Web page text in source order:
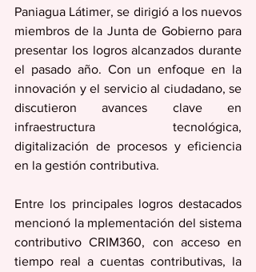
Paniagua Látimer, se dirigió a los nuevos
miembros de la Junta de Gobierno para
presentar los logros alcanzados durante
el pasado año. Con un enfoque en la
innovación y el servicio al ciudadano, se
discutieron avances clave en
infraestructura tecnológica,
digitalización de procesos y eficiencia
en la gestión contributiva.
Entre los principales logros destacados
mencionó la mplementación del sistema
contributivo CRIM360, con acceso en
tiempo real a cuentas contributivas, la